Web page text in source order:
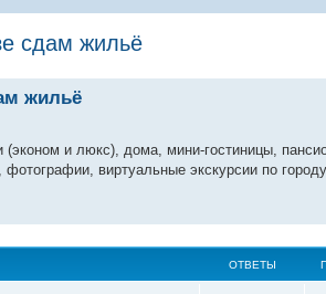
сдам жильё
жильё
и люкс), дома, мини-гостиницы,
виртуальные экскурсии по
ОТВЕТЫ